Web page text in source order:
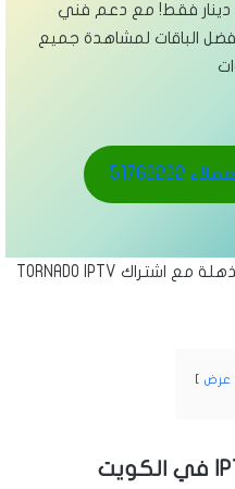
IPTV. اشتراك لمدة سنة ب25 دينار فقط! مع دعم فني
أفضل الباقات لمشاهدة جميع
احصل على تجربة مشاهدة IPTV مذهلة مع اشتراك TORNADO IPTV
عرض